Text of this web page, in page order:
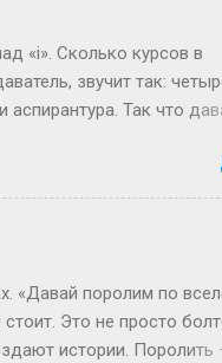
меняется. Да, для
«i». Сколько курсов в
звучит так:
аспирантура. Так что
поступил после
– самый веселый и
Вот так работает
один миг, поверьте! А
«Давай поролим по
Это не просто
истории. Поролить